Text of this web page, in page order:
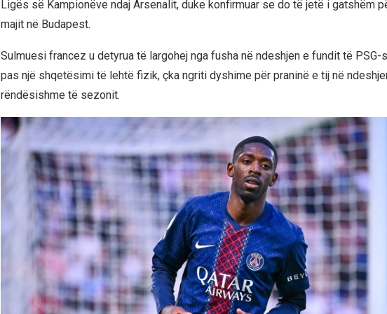
Ligës së Kampionëve ndaj Arsenalit, duke konfirmuar se do të jetë i gatshëm
majit në Budapest.
Sulmuesi francez u detyrua të largohej nga fusha në ndeshjen e fundit të PSG-
pas një shqetësimi të lehtë fizik, çka ngriti dyshime për praninë e tij në
rëndësishme të sezonit.